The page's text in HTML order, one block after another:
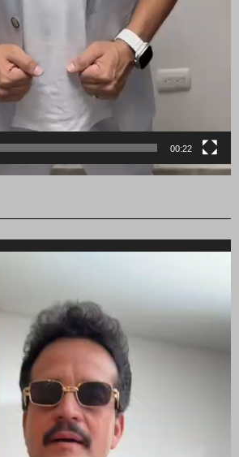
00:22